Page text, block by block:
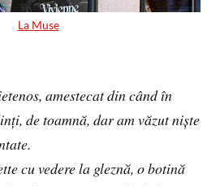
La Muse
amestecat din când în
de toamnă, dar am văzut niște
cu vedere la gleznă, o botină